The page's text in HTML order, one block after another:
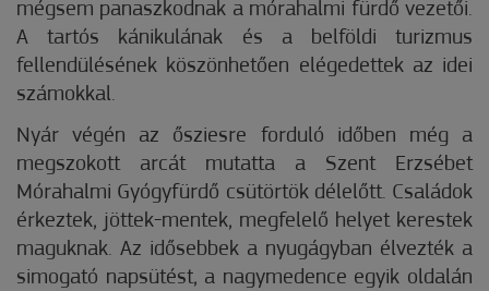
mégsem panaszkodnak a mórahalmi fürdő vezetői.
A tartós kánikulának és a belföldi turizmus
fellendülésének köszönhetően elégedettek az idei
számokkal.
Nyár végén az ősziesre forduló időben még a
megszokott arcát mutatta a Szent Erzsébet
Mórahalmi Gyógyfürdő csütörtök dél­­előtt. Családok
érkeztek, jöttek-mentek, megfelelő helyet ke­­restek
maguknak. Az idősebbek a nyugágyban élvezték a
simogató napsütést, a nagymedence egyik oldalán